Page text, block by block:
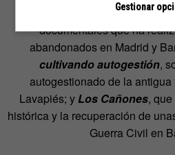
asegura el director. Como
documentales que ha
abandonados en Madrid y
cultivando autogestión,
autogestionado de la
Lavapiés; yLos Cañones,
histórica y la recuperación de
Guerra Civil en
Gestionar